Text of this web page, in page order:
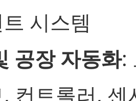
시스템
공장 자동화:
컨트롤러, 센